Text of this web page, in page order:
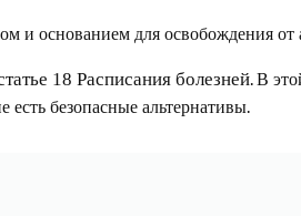
и основанием для освобождения
18 Расписания болезней. В
есть безопасные альтернативы.